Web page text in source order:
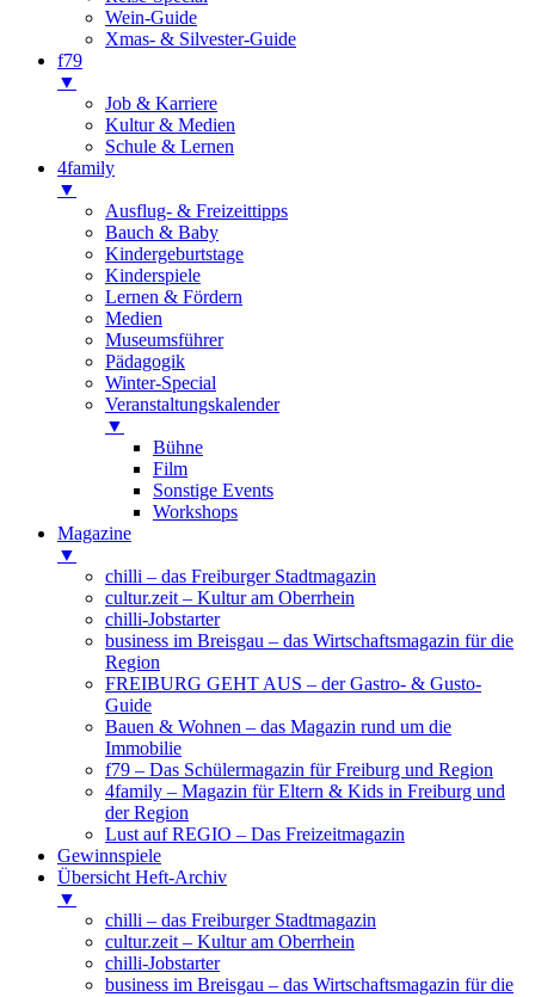
Wein-Guide
Xmas- & Silvester-Guide
f79
▼
Job & Karriere
Kultur & Medien
Schule & Lernen
4family
▼
Ausflug- & Freizeittipps
Bauch & Baby
Kindergeburtstage
Kinderspiele
Lernen & Fördern
Medien
Museumsführer
Pädagogik
Winter-Special
Veranstaltungskalender
▼
Bühne
Film
Sonstige Events
Workshops
Magazine
▼
chilli – das Freiburger Stadtmagazin
cultur.zeit – Kultur am Oberrhein
chilli-Jobstarter
business im Breisgau – das Wirtschaftsmagazin für die
Region
FREIBURG GEHT AUS – der Gastro- & Gusto-
Guide
Bauen & Wohnen – das Magazin rund um die
Immobilie
f79 – Das Schülermagazin für Freiburg und Region
4family – Magazin für Eltern & Kids in Freiburg und
der Region
Lust auf REGIO – Das Freizeitmagazin
Gewinnspiele
Übersicht Heft-Archiv
▼
chilli – das Freiburger Stadtmagazin
cultur.zeit – Kultur am Oberrhein
chilli-Jobstarter
business im Breisgau – das Wirtschaftsmagazin für die